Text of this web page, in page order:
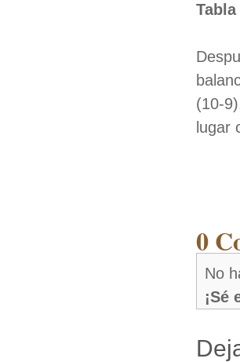
(10-
lugar
0
No
¡Sé